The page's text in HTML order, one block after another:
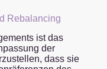
Rebalancing
ist das
der
dass sie